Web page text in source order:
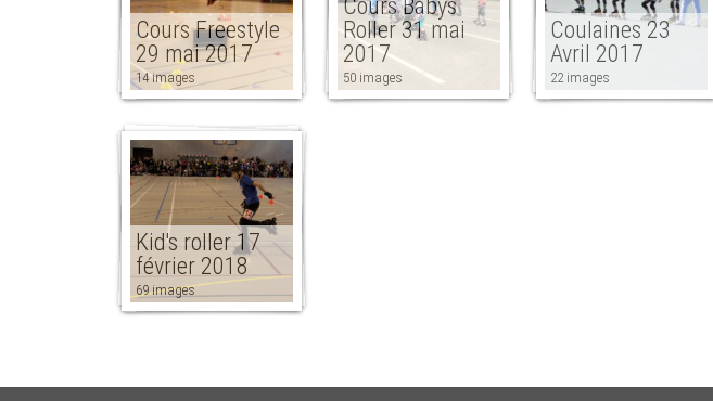
Cours Freestyle
29 mai 2017
14 images
Cours Babys
Roller 31 mai
2017
50 images
Coulaines 23
Avril 2017
22 images
Kid's roller 17
février 2018
69 images